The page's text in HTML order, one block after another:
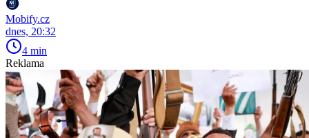
Mobify.cz
dnes, 20:32
4 min
Reklama